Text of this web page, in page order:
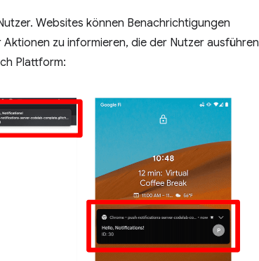
Websites können Benachrichtigungen
zu informieren, die der Nutzer ausführen
Plattform: